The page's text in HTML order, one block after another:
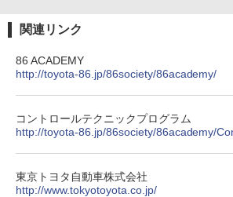
関連リンク
86 ACADEMY
http://toyota-86.jp/86society/86academy/
コントロールテクニックプログラム
http://toyota-86.jp/86society/86academy/
東京トヨタ自動車株式会社
http://www.tokyotoyota.co.jp/